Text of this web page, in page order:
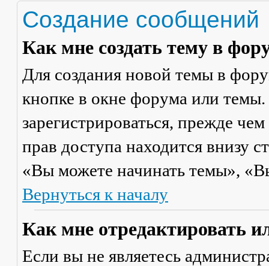
Создание сообщений
Как мне создать тему в
Для создания новой темы в
кнопке в окне форума или
зарегистрироваться, прежде
прав доступа находится внизу
«Вы можете начинать темы»,
Вернуться к началу
Как мне отредактировать
Если вы не являетесь